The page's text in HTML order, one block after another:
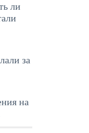
ли
за
на